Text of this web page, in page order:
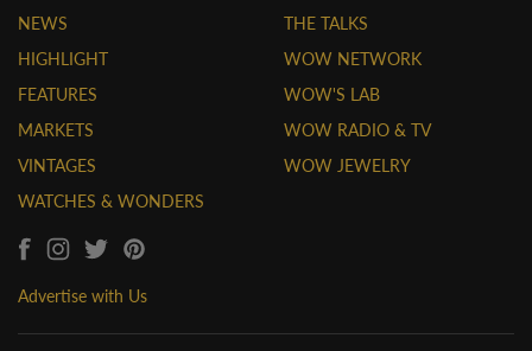
NEWS
HIGHLIGHT
FEATURES
MARKETS
VINTAGES
WATCHES & WONDERS
THE TALKS
WOW NETWORK
WOW'S LAB
WOW RADIO & TV
WOW JEWELRY
Advertise with Us